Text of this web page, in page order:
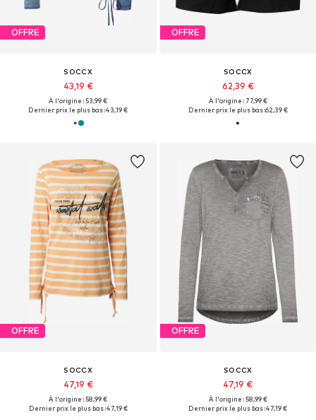
OFFRE
SOCCX
43,19 €
À l'origine : 53,99 €
Dernier prix le plus bas :43,19 €
OFFRE
SOCCX
62,39 €
À l'origine : 77,99 €
Dernier prix le plus bas :62,39 €
OFFRE
SOCCX
47,19 €
À l'origine : 58,99 €
Dernier prix le plus bas :47,19 €
OFFRE
SOCCX
47,19 €
À l'origine : 58,99 €
Dernier prix le plus bas :47,19 €